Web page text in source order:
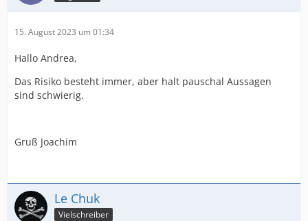
15. August 2023 um 01:34
Hallo Andrea,
Das Risiko besteht immer, aber halt pauschal Aussagen
sind schwierig.
Gruß Joachim
Le Chuk
Vielschreiber